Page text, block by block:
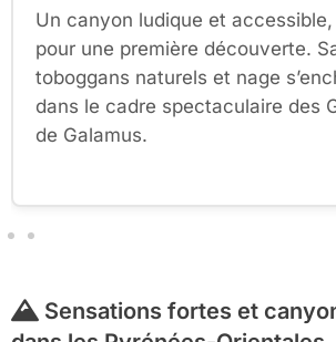
Un canyon ludique et accessible,
pour une première découverte.
toboggans naturels et nage
dans le cadre spectaculaire des
de Galamus.
Sensations fortes et